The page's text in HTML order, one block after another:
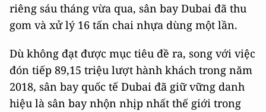
riêng sáu tháng vừa qua, sân bay Dubai đã thu
gom và xử lý 16 tấn chai nhựa dùng một lần.
Dù không đạt được mục tiêu đề ra, song với việc
đón tiếp 89,15 triệu lượt hành khách trong năm
2018, sân bay quốc tế Dubai đã giữ vững danh
hiệu là sân bay nhộn nhịp nhất thế giới trong